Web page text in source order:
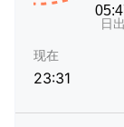
现在
23:31